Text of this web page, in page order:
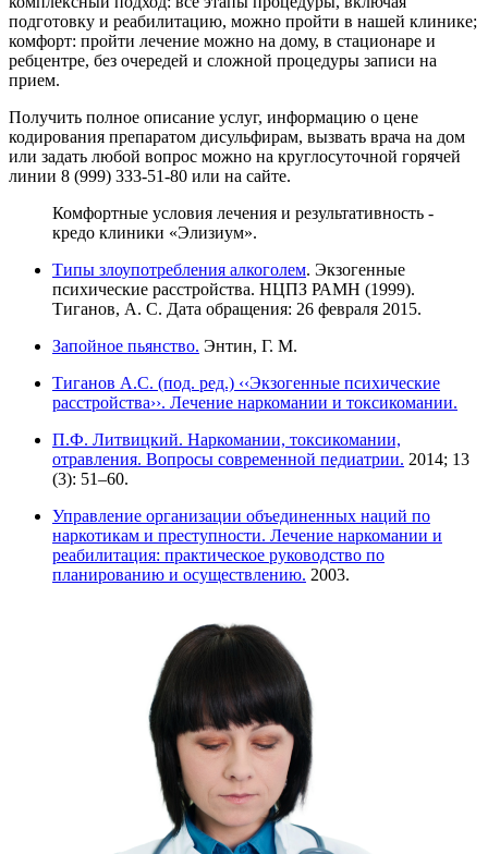
подготовку и реабилитацию, можно пройти в нашей клинике;
комфорт: пройти лечение можно на дому, в стационаре и
ребцентре, без очередей и сложной процедуры записи на
прием.
Получить полное описание услуг, информацию о цене
кодирования препаратом дисульфирам, вызвать врача на дом
или задать любой вопрос можно на круглосуточной горячей
линии 8 (999) 333-51-80 или на сайте.
Комфортные условия лечения и результативность -
кредо клиники «Элизиум».
Типы злоупотребления алкоголем. Экзогенные
психические расстройства. НЦПЗ РАМН (1999).
Тиганов, А. С. Дата обращения: 26 февраля 2015.
Запойное пьянство. Энтин, Г. М.
Тиганов А.С. (под. ред.) ‹‹Экзогенные психические
расстройства››. Лечение наркомании и токсикомании.
П.Ф. Литвицкий. Наркомании, токсикомании,
отравления. Вопросы современной педиатрии. 2014; 13
(3): 51–60.
Управление организации объединенных наций по
наркотикам и преступности. Лечение наркомании и
реабилитация: практическое руководство по
планированию и осуществлению. 2003.